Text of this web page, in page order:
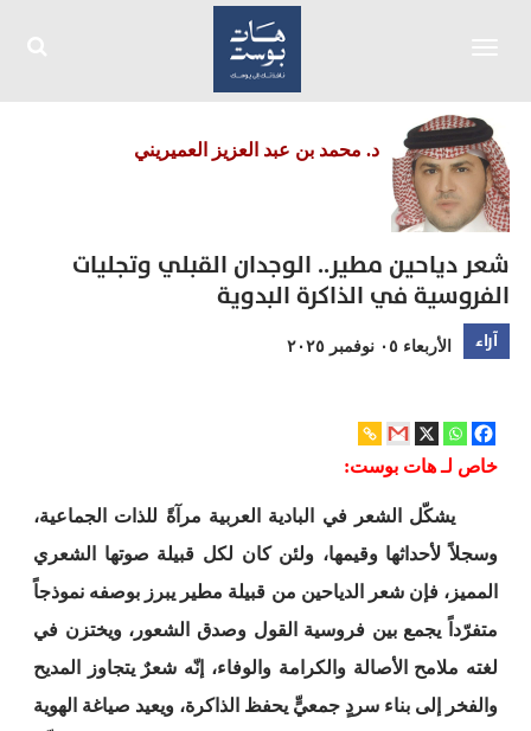
د. محمد بن عبد العزيز العميريني
شعر دياحين مطير.. الوجدان القبلي وتجليات
الفروسية في الذاكرة البدوية
آراء الأربعاء ٠٥ نوفمبر ٢٠٢٥
خاص لـ هات بوست:
يشكّل الشعر في البادية العربية مرآةً للذات الجماعية،
وسجلاً لأحداثها وقيمها، ولئن كان لكل قبيلة صوتها الشعري
المميز، فإن شعر الدياحين من قبيلة مطير يبرز بوصفه نموذجاً
متفرّداً يجمع بين فروسية القول وصدق الشعور، ويختزن في
لغته ملامح الأصالة والكرامة والوفاء، إنّه شعرٌ يتجاوز المديح
والفخر إلى بناء سردٍ جمعيٍّ يحفظ الذاكرة، ويعيد صياغة الهوية